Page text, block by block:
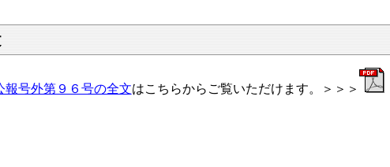
報号外第９６号の全文はこちらからご覧いただけます。＞＞＞